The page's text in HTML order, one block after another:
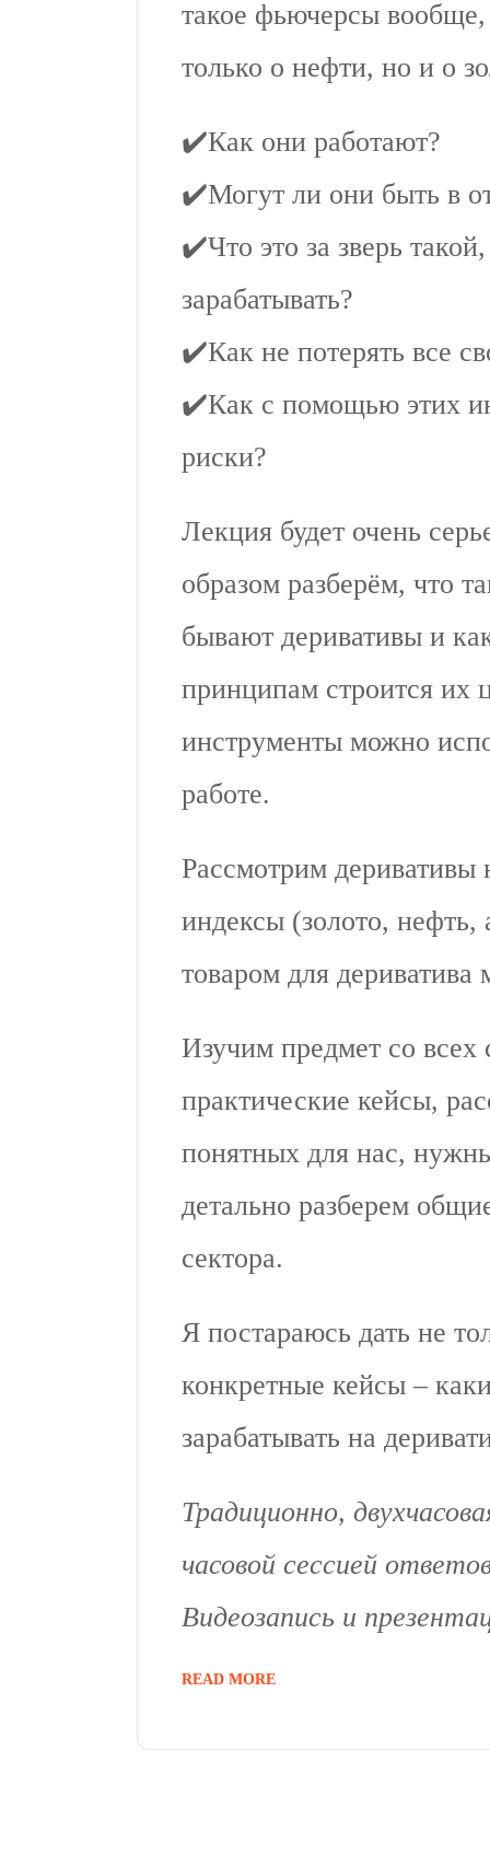
такое фьючерсы вообще,
только о нефти, но и о
✔️Как они работают?
✔️Могут ли они быть в
✔️Что это за зверь
зарабатывать?
✔️Как не потерять все
✔️Как с помощью этих
риски?
Лекция будет очень
образом разберём, что
бывают деривативы и
принципам строится их
инструменты можно
работе.
Рассмотрим
индексы (золото,
товаром для
Изучим предмет со всех
практические кейсы,
понятных для нас,
детально разберем
сектора.
Я постараюсь дать не
конкретные кейсы –
зарабатывать на
Традиционно,
часовой сессией
Видеозапись и
READ MORE